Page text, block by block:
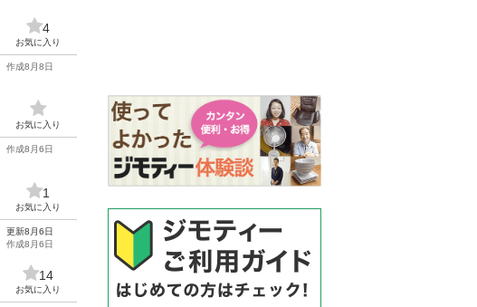
4
お気に入り
作成8月8日
お気に入り
作成8月6日
1
お気に入り
更新8月6日
作成8月6日
14
お気に入り